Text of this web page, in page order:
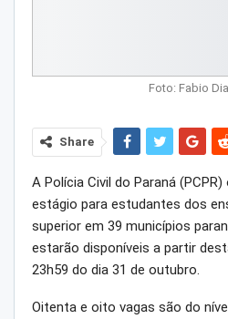
Foto: Fabio
Share
A Polícia Civil do Paraná
estágio para estudantes dos
superior em 39 municípios
estarão disponíveis a partir
23h59 do dia 31 de outubro.
Oitenta e oito vagas são do